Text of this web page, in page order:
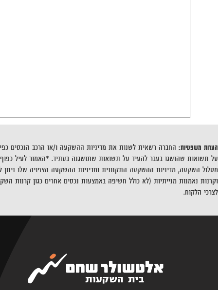
הערות משפטיות: החברה רשאית לשנות את מדיניות ההשקעה ו/או הרכב הנכסים
על תשואות שהושגו בעבר להעיד על תשואות שתושגנה בעתיד. *האמור לעיל
מסלול השקעה, מדיניות ההשקעה התקנונית ומדיניות ההשקעה הצפויה שלו
וקרנות נאמנות מנייתיות (לא כולל חשיפה באמצעות נכסים אחרים כגון קרנות
לצרכי הלקוח.